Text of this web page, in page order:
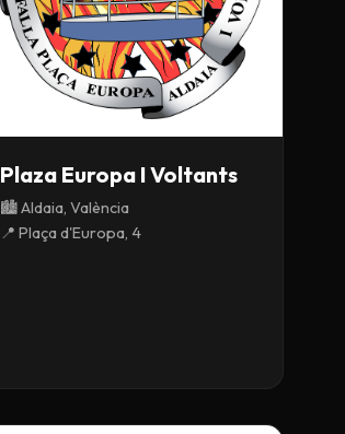
Plaza Europa I Voltants
🏙️ Aldaia, València
📍 Plaça d'Europa, 4